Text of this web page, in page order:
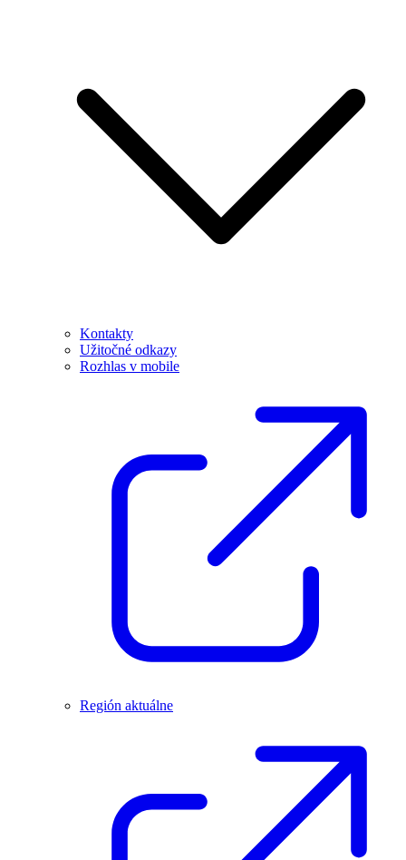
Kontakty
Užitočné odkazy
Rozhlas v mobile
Región aktuálne